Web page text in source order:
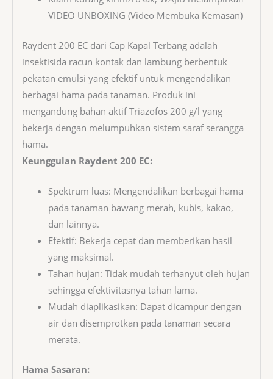
VIDEO UNBOXING (Video Membuka Kemasan)
Raydent 200 EC dari Cap Kapal Terbang adalah
insektisida racun kontak dan lambung berbentuk
pekatan emulsi yang efektif untuk mengendalikan
berbagai hama pada tanaman. Produk ini
mengandung bahan aktif Triazofos 200 g/l yang
bekerja dengan melumpuhkan sistem saraf serangga
hama.
Keunggulan Raydent 200 EC:
Spektrum luas: Mengendalikan berbagai hama
pada tanaman bawang merah, kubis, kakao,
dan lainnya.
Efektif: Bekerja cepat dan memberikan hasil
yang maksimal.
Tahan hujan: Tidak mudah terhanyut oleh hujan
sehingga efektivitasnya tahan lama.
Mudah diaplikasikan: Dapat dicampur dengan
air dan disemprotkan pada tanaman secara
merata.
Hama Sasaran: